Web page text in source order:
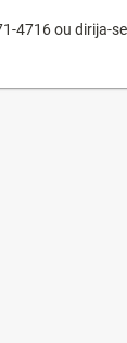
4716 ou dirija-